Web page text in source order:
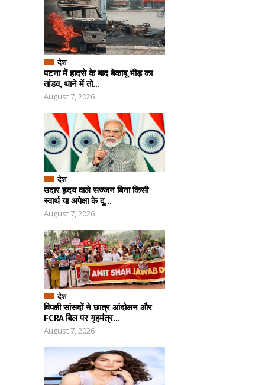
देश
पटना में हादसे के बाद बेकाबू भीड़ का
तांडव, थाने में तो...
August 7, 2026
देश
उदार हृदय वाले सज्जन बिना किसी
स्वार्थ या अपेक्षा के दू...
August 7, 2026
देश
विपक्षी सांसदों ने छात्र आंदोलन और
FCRA बिल पर गृहमंत्र...
August 7, 2026